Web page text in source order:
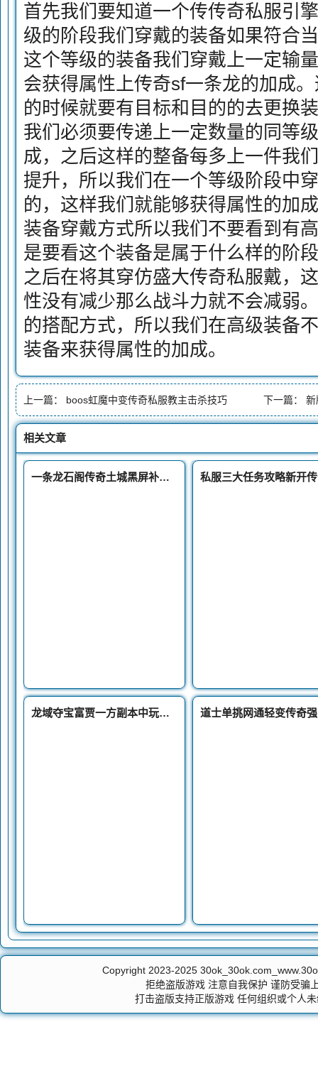
首先我们要知道一个传传奇私服引
级的阶段我们穿戴的装备如果符合
这个等级的装备我们穿戴上一定输
会获得属性上传奇sf一条龙的加成
的时候就要有目标和目的的去更换
我们必须要传递上一定数量的同等
成，之后这样的整备每多上一件我
提升，所以我们在一个等级阶段中
的，这样我们就能够获得属性的加
装备穿戴方式所以我们不要看到有
是要看这个装备是属于什么样的阶
之后在将其穿仿盛大传奇私服戴，
性没有减少那么战斗力就不会减弱
的搭配方式，所以我们在高级装备
装备来获得属性的加成。
上一篇： boos虹魔中变传奇私服教主击杀技巧 下一篇： 新
相关文章
一条龙石阁传奇土城黑屏补丁副本材料获取攻略
龙域夺宝富贾一方副本中玩家么能获得许多使用的道具 道士单挑网通轻变传奇
Copyright 2023-2025
拒绝盗版游戏 注意自我保护 谨防受骗
打击盗版支持正版游戏 任何组织或个人